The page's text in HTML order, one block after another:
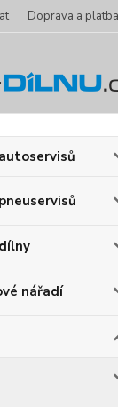
Doprava a platba
nářadí